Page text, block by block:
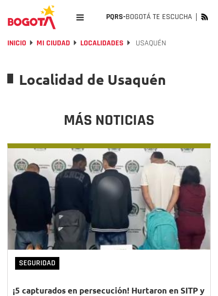
PQRS-BOGOTÁ TE ESCUCHA
INICIO MI CIUDAD LOCALIDADES USAQUÉN
Localidad de Usaquén
MÁS NOTICIAS
SEGURIDAD
¡5 capturados en persecución! Hurtaron en SITP y